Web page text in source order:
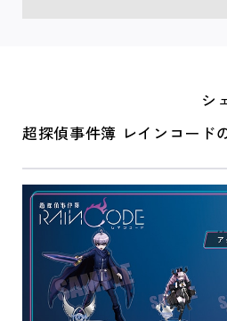
シ
超探偵事件簿 レインコード